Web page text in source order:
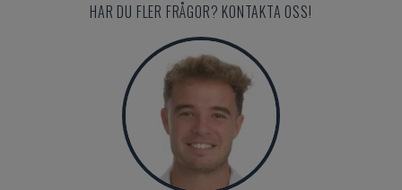
HAR DU FLER FRÅGOR? KONTAKTA OSS!